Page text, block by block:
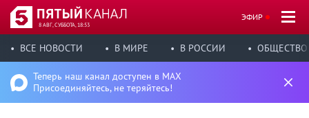
8 АВГ, СУББОТА, 18:53
ЭФИР
ВСЕ НОВОСТИ В МИРЕ В РОССИИ ОБЩЕСТВО
Теперь наш канал доступен в MAX
Присоединяйтесь, не теряйтесь!